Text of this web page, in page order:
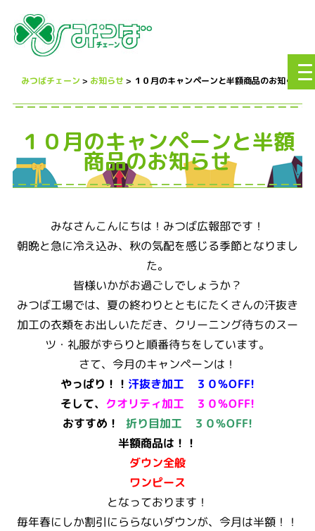
みつばチェーン > お知らせ > １０月のキャンペーンと半額商品のお知らせ
１０月のキャンペーンと半額
商品のお知らせ
みなさんこんにちは！みつば広報部です！
朝晩と急に冷え込み、秋の気配を感じる季節となりまし
た。
皆様いかがお過ごしでしょうか？
みつば工場では、夏の終わりとともにたくさんの汗抜き
加工の衣類をお出しいただき、クリーニング待ちのスー
ツ・礼服がずらりと順番待ちをしています。
さて、今月のキャンペーンは！
やっぱり！！ 汗抜き加工 ３０%OFF!
そして、 クオリティ加工 ３０%OFF!
おすすめ！折り目加工 ３０%OFF!
半額商品は！！
ダウン全般
ワンピース
となっております！
毎年春にしか割引にららないダウンが、今月は半額！！